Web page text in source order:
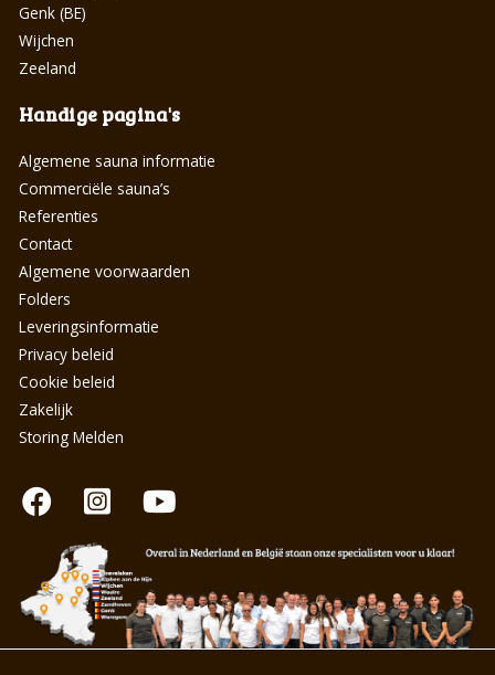
Genk (BE)
Wijchen
Zeeland
Handige pagina's
Algemene sauna informatie
Commerciële sauna’s
Referenties
Contact
Algemene voorwaarden
Folders
Leveringsinformatie
Privacy beleid
Cookie beleid
Zakelijk
Storing Melden